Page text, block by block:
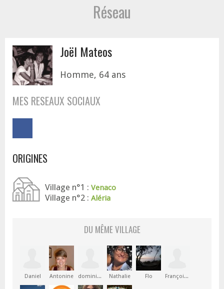
Réseau
Joël Mateos
Homme, 64 ans
MES RESEAUX SOCIAUX
ORIGINES
Village n°1 : Venaco
Village n°2 : Aléria
DU MÊME VILLAGE
Daniel Antonine dominique Nathalie Flo François-Marie